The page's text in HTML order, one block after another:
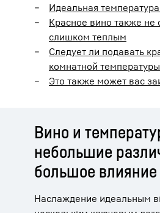
Идеальная
Красное вино также не
слишком теплым
Следует ли подавать
комнатной
Это также может вас
Вино и
небольшие
большое влияние
Наслаждение идеальным